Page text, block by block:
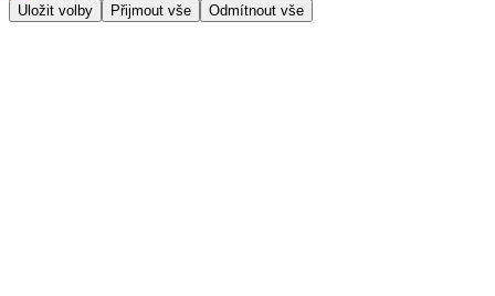
Uložit volby Přijmout vše Odmítnout vše